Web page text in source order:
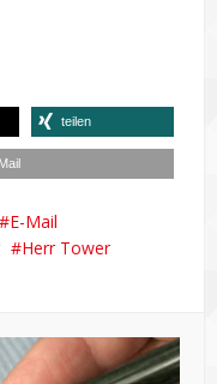
teilen
E-Mail
Herr Tower